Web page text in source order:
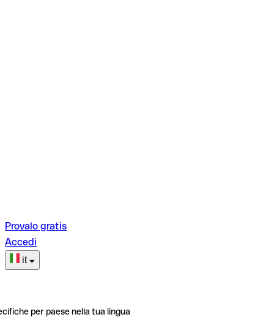
Provalo gratis
Accedi
it
per paese nella tua lingua